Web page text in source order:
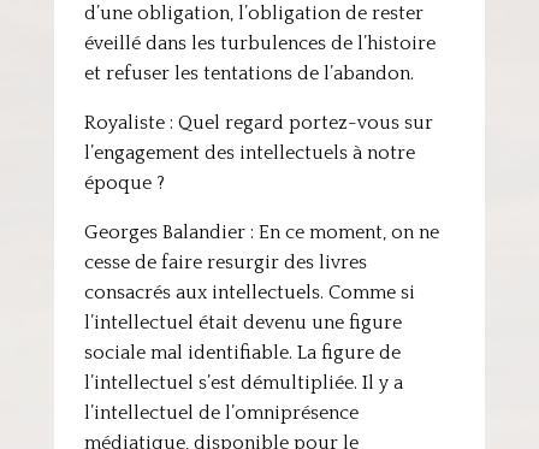
d’une obligation, l’obligation de rester
éveillé dans les turbulences de l’histoire
et refuser les tentations de l’abandon.
Royaliste : Quel regard portez-vous sur
l’engagement des intellectuels à notre
époque ?
Georges Balandier : En ce moment, on ne
cesse de faire resurgir des livres
consacrés aux intellectuels. Comme si
l’intellectuel était devenu une figure
sociale mal identifiable. La figure de
l’intellectuel s’est démultipliée. Il y a
l’intellectuel de l’omniprésence
médiatique, disponible pour le